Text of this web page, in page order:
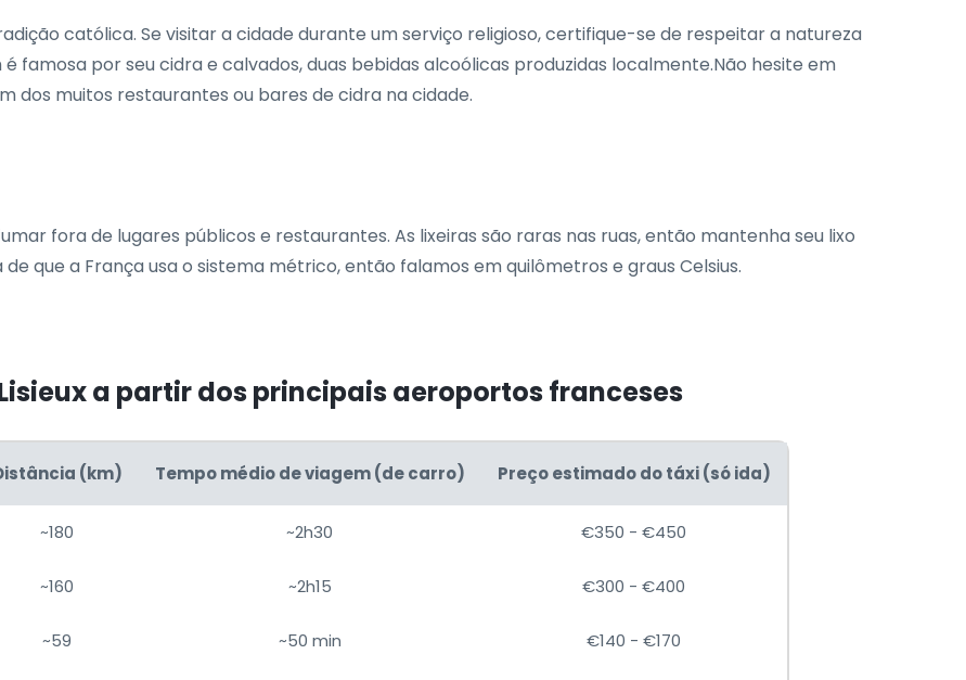
católica. Se visitar a cidade durante um serviço religioso, certifique-se de respeitar a natureza
famosa por seu cidra e calvados, duas bebidas alcoólicas produzidas localmente.Não hesite em
dos muitos restaurantes ou bares de cidra na cidade.
fora de lugares públicos e restaurantes. As lixeiras são raras nas ruas, então mantenha seu lixo
que a França usa o sistema métrico, então falamos em quilômetros e graus Celsius.
a partir dos principais aeroportos franceses
(km) Tempo médio de viagem (de carro) Preço estimado do táxi (só ida)
~180 ~2h30 €350 - €450
~160 ~2h15 €300 - €400
~59 ~50 min €140 - €170